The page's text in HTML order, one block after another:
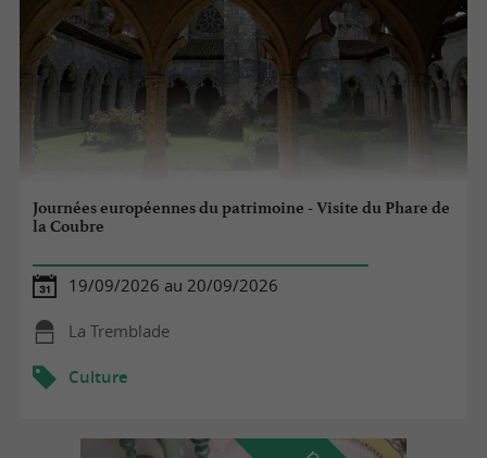
Journées européennes du patrimoine - Visite du Phare de
la Coubre
19/09/2026 au 20/09/2026
La Tremblade
Culture